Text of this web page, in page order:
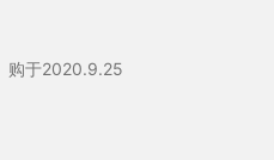
购于2020.9.25